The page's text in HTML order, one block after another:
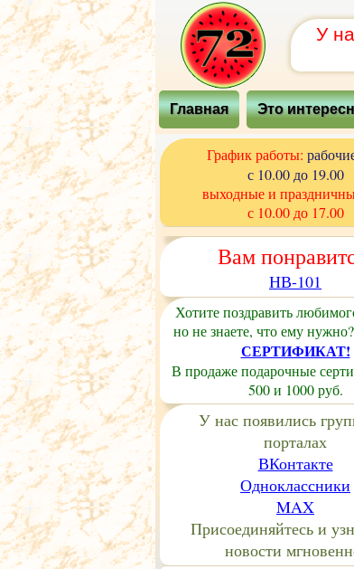
У
Главная Это
График работы:
с 10.00 до 19.00
выходные и
с 10.00 до 17.00
Вам
НВ-101
Хотите поздравить
но не знаете, что ему
СЕРТИФИКАТ!
В продаже подарочные
500 и 1000 руб.
У нас появились
порталах
ВКонтакте
Одноклассники
MAX
Присоединяйтесь и
новости